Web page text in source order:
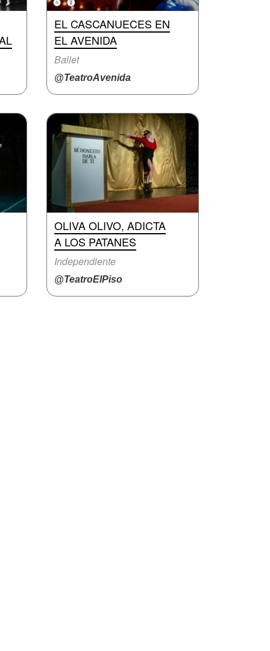
EL CASCANUECES EN
EL AVENIDA
Ballet
@TeatroAvenida
OLIVA OLIVO, ADICTA
A LOS PATANES
Independiente
@TeatroElPiso